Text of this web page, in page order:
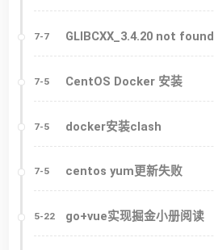
7-7 GLIBCXX_3.4.20 not found
7-5 CentOS Docker 安装
7-5 docker安装clash
7-5 centos yum更新失败
5-22 go+vue实现掘金小册阅读